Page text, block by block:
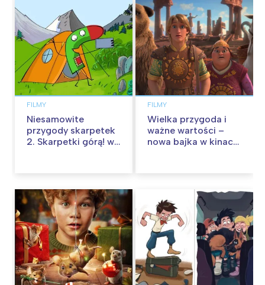
FILMY
Niesamowite
przygody skarpetek
2. Skarpetki górą! w
FILMY
Wielka przygoda i
ważne wartości –
nowa bajka w kinach